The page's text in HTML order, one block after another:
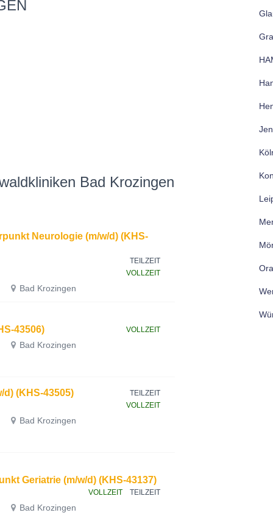
Bad Krozingen
Neurologie (m/w/d) (KHS-
TEILZEIT
VOLLZEIT
Bad Krozingen
43506) VOLLZEIT
Bad Krozingen
(KHS-43505)
TEILZEIT
VOLLZEIT
Bad Krozingen
Geriatrie (m/w/d) (KHS-43137)
TEILZEIT
VOLLZEIT
Bad Krozingen